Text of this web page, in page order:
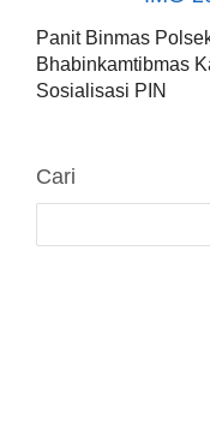
Panit Binmas
Bhabinkamtibmas
Sosialisasi PIN
Cari